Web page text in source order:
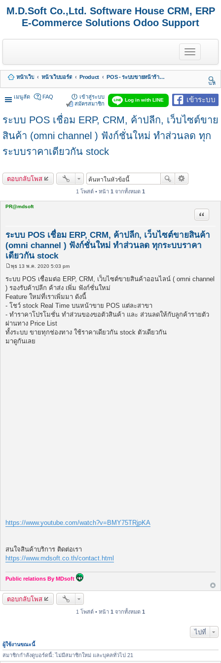
M.D.Soft Co.,Ltd. Software House CRM, ERP
E-Commerce Solutions Odoo Support
T
o
g
e
n
a
i
g
a
t
หน้าเว็บ หน้าเว็บบอร์ด Product
POS - ระบบขายหน้าร้านสำหรับร้านค้าที่มีหลายสาขา
นห
า
เมนูลัด
เข้าระบบ
Log in with LINE
FAQ
เข้าสู่ระบบ
สมัครสมาชิก
ระบบ POS เชื่อม ERP, CRM, ค้าปลีก, เว็บไซต์ขาย
สินค้า (omni channel ) ฟังก์ชั่นใหม่ ทำส่วนลด ทุก
ระบบราคาเดียวกัน stock
ตอบกลับโพส
1 โพสต์ • หน้า 1 จากทั้งหมด 1
PR@mdsoft
ระบบ POS เชื่อม ERP, CRM, ค้าปลีก, เว็บไซต์ขายสินค้า
(omni channel ) ฟังก์ชั่นใหม่ ทำส่วนลด ทุกระบบราคา
เดียวกัน stock
อ้างคำ
โ
พ
ส
ต์
พุธ 13 พ.ค. 2020 5:03 pm
ระบบ POS เชื่อมต่อ ERP, CRM, เว็บไซต์ขายสินค้าออนไลน์ ( omni channel
) รองรับค้าปลีก ค้าส่ง เพิ่ม ฟังก์ชั่นใหม่
Feature ใหม่ที่เราเพิ่มมา ดังนี้
- โชว์ stock Real Time บนหน้าขาย POS แต่ละสาขา
- ทำราคาโปรโมชั่น ทำส่วนของขอตัวสินค้า และ ส่วนลดให้กับลูกค้ารายตัว
ผ่านทาง Price List
ทั้งระบบ ขายทุกช่องทาง ใช้ราคาเดียวกัน stock ตัวเดียวกัน
มาดูกันเลย
https://www.youtube.com/watch?v=BMY75TRjpKA
สนใจสินค้าบริการ ติดต่อเรา
https://www.mdsoft.co.th/contact.html
Public relations By MDsoft
ตอบกลับโพส
1 โพสต์ • หน้า 1 จากทั้งหมด 1
ไปที่
ผู้ใช้งานขณะนี้
สมาชิกกำลังดูบอร์ดนี้: ไม่มีสมาชิกใหม่ และบุคลทั่วไป 21